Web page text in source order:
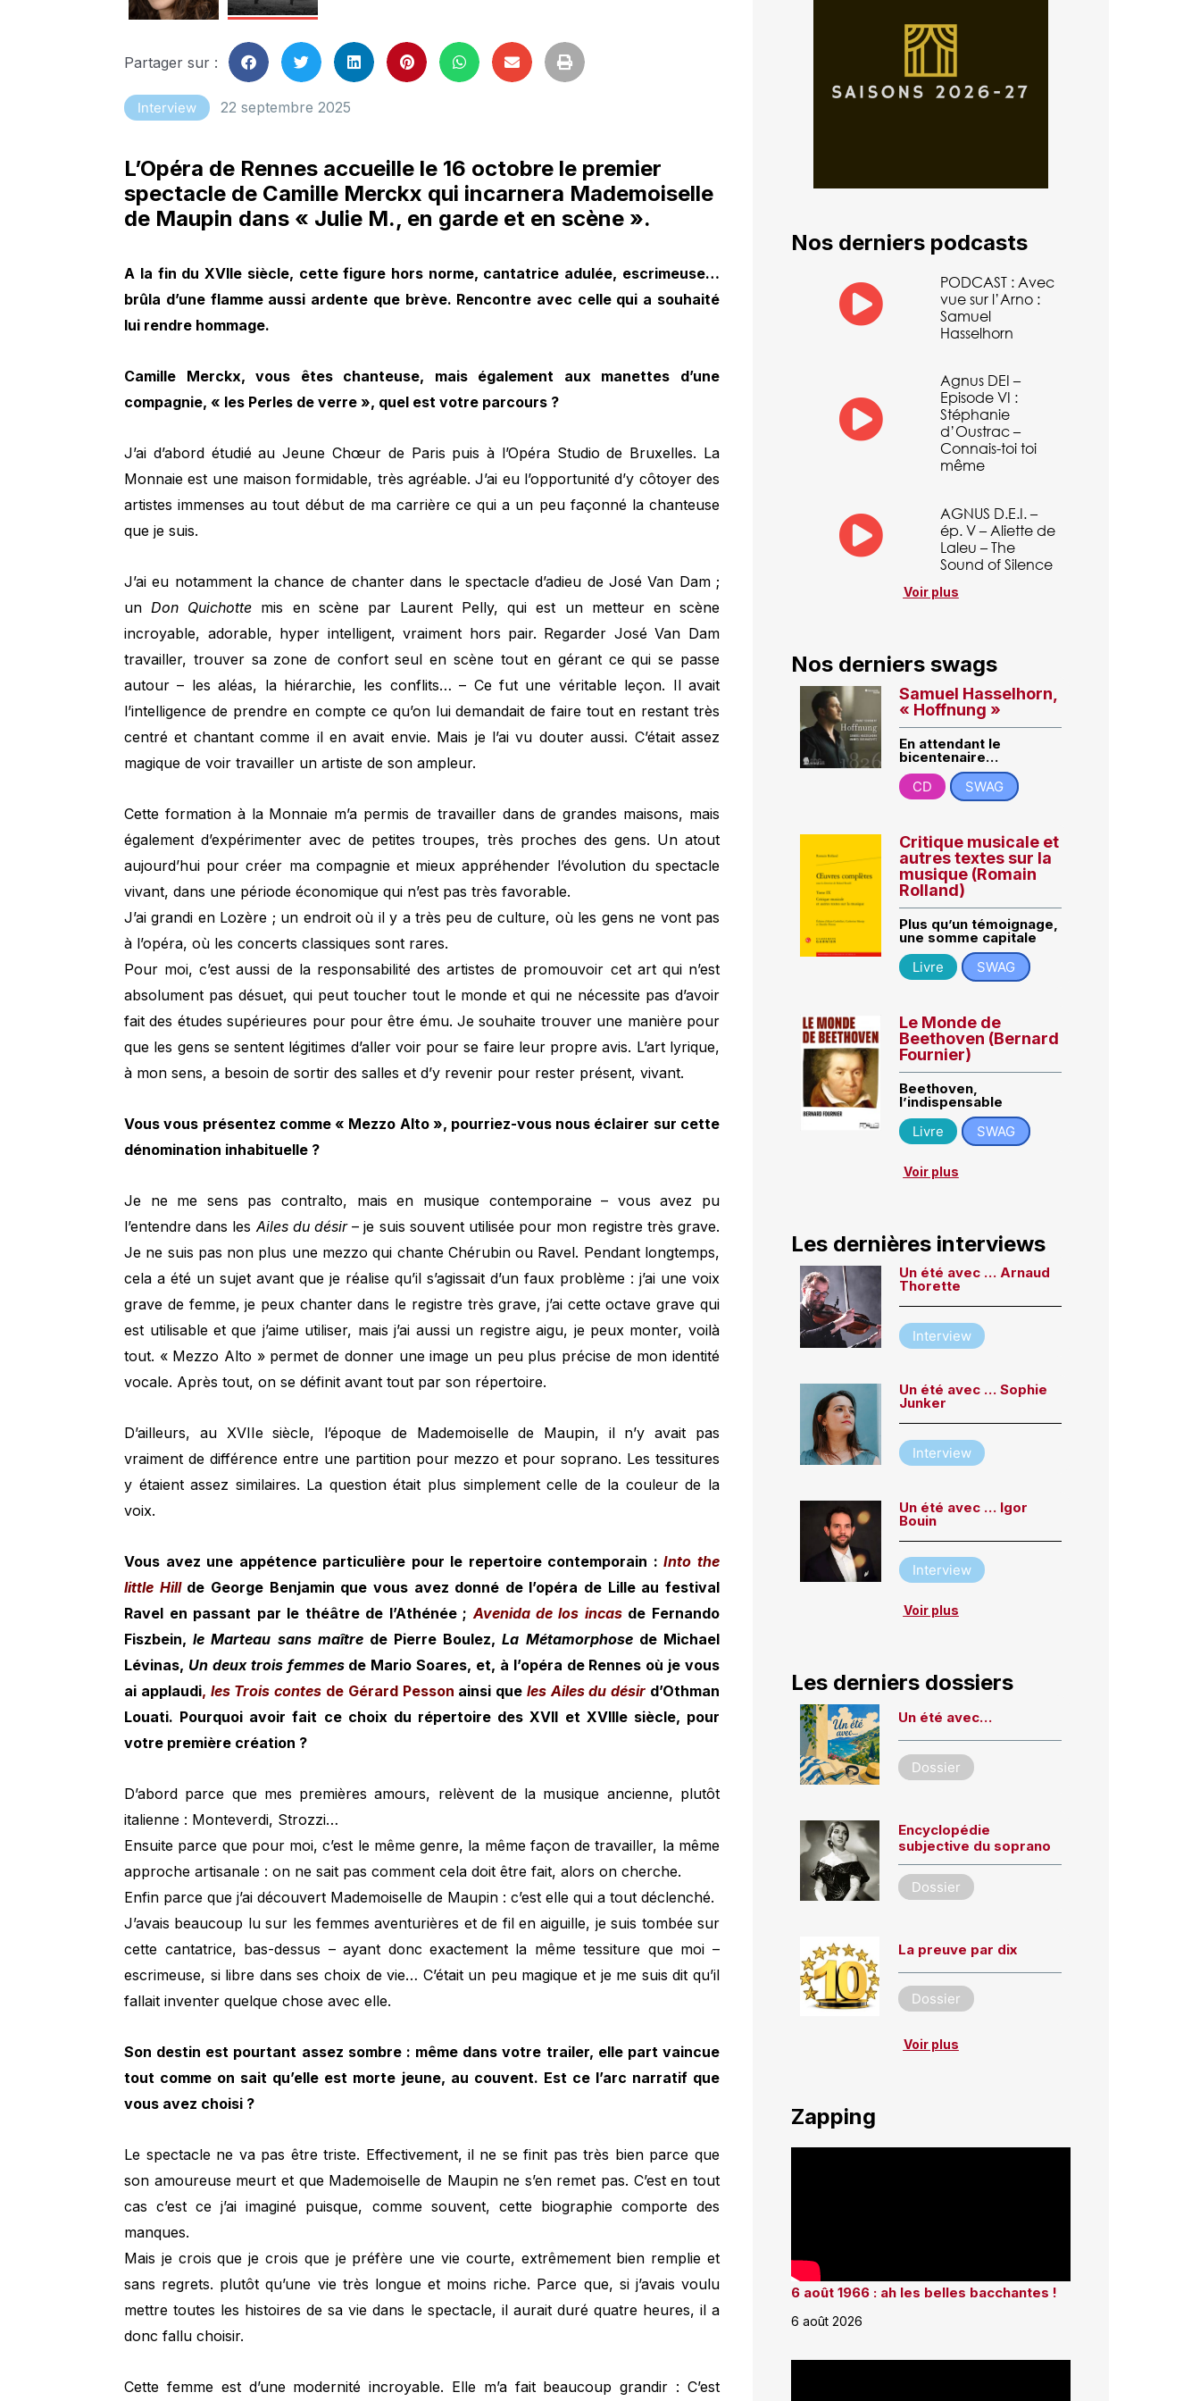
Partager sur :
Interview 22 septembre 2025
L’Opéra de Rennes accueille le 16 octobre le premier
spectacle de Camille Merckx qui incarnera Mademoiselle
de Maupin dans « Julie M., en garde et en scène ».
A la fin du XVIIe siècle, cette figure hors norme, cantatrice adulée, escrimeuse…
brûla d’une flamme aussi ardente que brève. Rencontre avec celle qui a souhaité
lui rendre hommage.
Camille Merckx, vous êtes chanteuse, mais également aux manettes d’une
compagnie, « les Perles de verre », quel est votre parcours ?
J’ai d’abord étudié au Jeune Chœur de Paris puis à l’Opéra Studio de Bruxelles. La
Monnaie est une maison formidable, très agréable. J’ai eu l’opportunité d’y côtoyer des
artistes immenses au tout début de ma carrière ce qui a un peu façonné la chanteuse
que je suis.
J’ai eu notamment la chance de chanter dans le spectacle d’adieu de José Van Dam ;
unDon Quichotte mis en scène par Laurent Pelly, qui est un metteur en scène
incroyable, adorable, hyper intelligent, vraiment hors pair. Regarder José Van Dam
travailler, trouver sa zone de confort seul en scène tout en gérant ce qui se passe
autour – les aléas, la hiérarchie, les conflits… – Ce fut une véritable leçon. Il avait
l’intelligence de prendre en compte ce qu’on lui demandait de faire tout en restant très
centré et chantant comme il en avait envie. Mais je l’ai vu douter aussi. C’était assez
magique de voir travailler un artiste de son ampleur.
Cette formation à la Monnaie m’a permis de travailler dans de grandes maisons, mais
également d’expérimenter avec de petites troupes, très proches des gens. Un atout
aujourd’hui pour créer ma compagnie et mieux appréhender l’évolution du spectacle
vivant, dans une période économique qui n’est pas très favorable.
J’ai grandi en Lozère ; un endroit où il y a très peu de culture, où les gens ne vont pas
à l’opéra, où les concerts classiques sont rares.
Pour moi, c’est aussi de la responsabilité des artistes de promouvoir cet art qui n’est
absolument pas désuet, qui peut toucher tout le monde et qui ne nécessite pas d’avoir
fait des études supérieures pour pour être ému. Je souhaite trouver une manière pour
que les gens se sentent légitimes d’aller voir pour se faire leur propre avis. L’art lyrique,
à mon sens, a besoin de sortir des salles et d’y revenir pour rester présent, vivant.
Vous vous présentez comme « Mezzo Alto », pourriez-vous nous éclairer sur cette
dénomination inhabituelle ?
Je ne me sens pas contralto, mais en musique contemporaine – vous avez pu
l’entendre dans lesAiles du désir– je suis souvent utilisée pour mon registre très grave.
Je ne suis pas non plus une mezzo qui chante Chérubin ou Ravel. Pendant longtemps,
cela a été un sujet avant que je réalise qu’il s’agissait d’un faux problème : j’ai une voix
grave de femme, je peux chanter dans le registre très grave, j’ai cette octave grave qui
est utilisable et que j’aime utiliser, mais j’ai aussi un registre aigu, je peux monter, voilà
tout. « Mezzo Alto » permet de donner une image un peu plus précise de mon identité
vocale. Après tout, on se définit avant tout par son répertoire.
D’ailleurs, au XVIIe siècle, l’époque de Mademoiselle de Maupin, il n’y avait pas
vraiment de différence entre une partition pour mezzo et pour soprano. Les tessitures
y étaient assez similaires. La question était plus simplement celle de la couleur de la
voix.
Vous avez une appétence particulière pour le repertoire contemporain :Into the
little Hillde George Benjamin que vous avez donné de l’opéra de Lille au festival
Ravel en passant par le théâtre de l’Athénée ;Avenida de los incasde Fernando
Fiszbein,le Marteau sans maîtrede Pierre Boulez,La Métamorphosede Michael
Lévinas, Un deux trois femmesde Mario Soares, et, à l’opéra de Rennes où je vous
ai applaudi, les Trois contes de Gérard Pesson ainsi que les Ailes du désir d’Othman
Louati. Pourquoi avoir fait ce choix du répertoire des XVII et XVIIIe siècle, pour
votre première création ?
D’abord parce que mes premières amours, relèvent de la musique ancienne, plutôt
italienne : Monteverdi, Strozzi…
Ensuite parce que pour moi, c’est le même genre, la même façon de travailler, la même
approche artisanale : on ne sait pas comment cela doit être fait, alors on cherche.
Enfin parce que j’ai découvert Mademoiselle de Maupin : c’est elle qui a tout déclenché.
J’avais beaucoup lu sur les femmes aventurières et de fil en aiguille, je suis tombée sur
cette cantatrice, bas-dessus – ayant donc exactement la même tessiture que moi –
escrimeuse, si libre dans ses choix de vie… C’était un peu magique et je me suis dit qu’il
fallait inventer quelque chose avec elle.
Son destin est pourtant assez sombre : même dans votre trailer, elle part vaincue
tout comme on sait qu’elle est morte jeune, au couvent. Est ce l’arc narratif que
vous avez choisi ?
Le spectacle ne va pas être triste. Effectivement, il ne se finit pas très bien parce que
son amoureuse meurt et que Mademoiselle de Maupin ne s’en remet pas. C’est en tout
cas c’est ce j’ai imaginé puisque, comme souvent, cette biographie comporte des
manques.
Mais je crois que je crois que je préfère une vie courte, extrêmement bien remplie et
sans regrets. plutôt qu’une vie très longue et moins riche. Parce que, si j’avais voulu
mettre toutes les histoires de sa vie dans le spectacle, il aurait duré quatre heures, il a
donc fallu choisir.
Cette femme est d’une modernité incroyable. Elle m’a fait beaucoup grandir : C’est
Nos derniers podcasts
PODCAST : Avec
vue sur l’Arno :
Samuel
Hasselhorn
Agnus DEI –
Episode VI :
Stéphanie
d’Oustrac –
Connais-toi toi
même
AGNUS D.E.I. –
ép. V – Aliette de
Laleu – The
Sound of Silence
Voir plus
Nos derniers swags
Samuel Hasselhorn,
« Hoffnung »
En attendant le
bicentenaire…
CD
SWAG
Critique musicale et
autres textes sur la
musique (Romain
Rolland)
Plus qu’un témoignage,
une somme capitale
Livre
SWAG
Le Monde de
Beethoven (Bernard
Fournier)
Beethoven,
l’indispensable
Livre
SWAG
Voir plus
Les dernières interviews
Un été avec … Arnaud
Thorette
Interview
Un été avec … Sophie
Junker
Interview
Un été avec … Igor
Bouin
Interview
Voir plus
Les derniers dossiers
Un été avec…
Dossier
Encyclopédie
subjective du soprano
Dossier
La preuve par dix
Dossier
Voir plus
Zapping
6 août 1966 : ah les belles bacchantes !
6 août 2026